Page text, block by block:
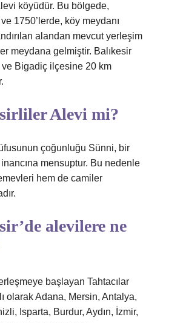
köyüdür. Bu bölgede,
1750’lerde, köy meydanı
alandan mevcut yerleşim
meydana gelmiştir. Balıkesir
Bigadiç ilçesine 20 km
Alevi mi?
çoğunluğu Sünni, bir
inancına mensuptur. Bu nedenle
hem de camiler
alevilere ne
başlayan Tahtacılar
olarak Adana, Mersin, Antalya,
Isparta, Burdur, Aydın, İzmir,